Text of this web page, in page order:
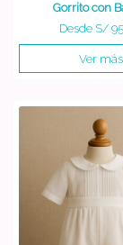
Gorrito con
Desde S/
Ver más